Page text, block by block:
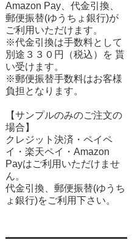
Amazon Pay、代金引換、
郵便振替(ゆうちょ銀行)が
ご利用いただけます。
※代金引換は手数料として
別途３３０円（税込）を 貰
い受けます。
※郵便振替手数料はお客様
負担となります。
【サンプルのみのご注文の
場合】
クレジット決済・ペイペ
イ・楽天ペイ・Amazon
Payはご利用いただけませ
ん。
代金引換、郵便振替(ゆうち
ょ銀行)をご利用下さい。